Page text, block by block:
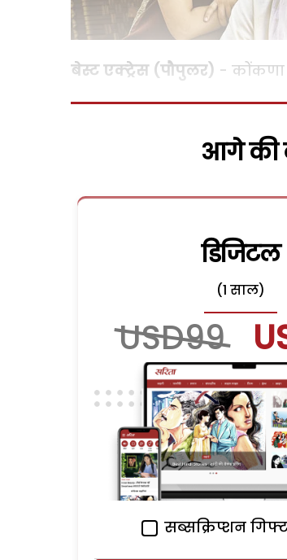
बेस्ट एक्ट्रेस (पौपुलर) - कोंकणा
आगे की
डिजिटल
(1 साल)
USD99
सब्सक्रिप्शन